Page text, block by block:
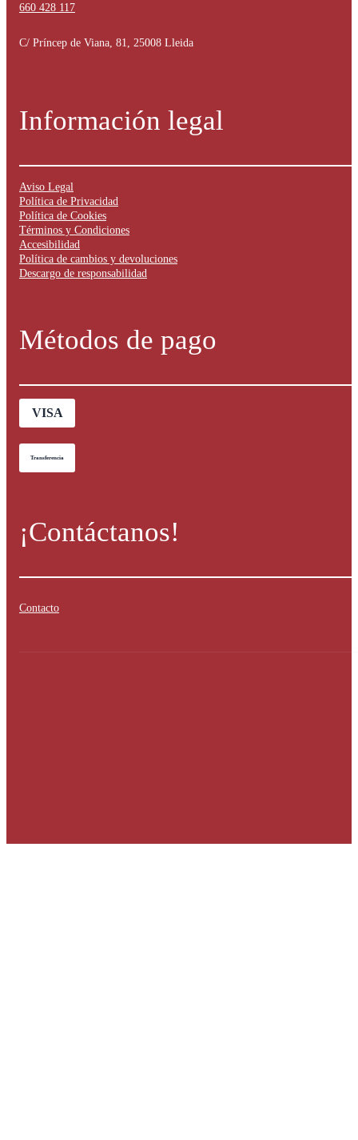
660 428 117
C/ Príncep de Viana, 81, 25008 Lleida
Información legal
Aviso Legal
Política de Privacidad
Política de Cookies
Términos y Condiciones
Accesibilidad
Política de cambios y devoluciones
Descargo de responsabilidad
Métodos de pago
VISA
Transferencia
¡Contáctanos!
Contacto